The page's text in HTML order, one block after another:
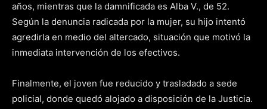
años, mientras que la damnificada es Alba V., de 52.
Según la denuncia radicada por la mujer, su hijo intentó
agredirla en medio del altercado, situación que motivó la
inmediata intervención de los efectivos.
Finalmente, el joven fue reducido y trasladado a sede
policial, donde quedó alojado a disposición de la Justicia.